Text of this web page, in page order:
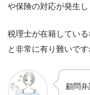
や保険の対応が発生し
税理士が在籍してい
と非常に有り難いです
顧問